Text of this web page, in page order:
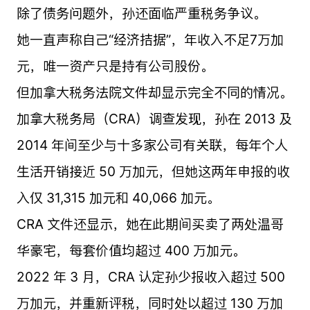
除了债务问题外，孙还面临严重税务争议。
她一直声称自己“经济拮据”，年收入不足7万加
元，唯一资产只是持有公司股份。
但加拿大税务法院文件却显示完全不同的情况。
加拿大税务局（CRA）调查发现，孙在 2013 及
2014 年间至少与十多家公司有关联，每年个人
生活开销接近 50 万加元，但她这两年申报的收
入仅 31,315 加元和 40,066 加元。
CRA 文件还显示，她在此期间买卖了两处温哥
华豪宅，每套价值均超过 400 万加元。
2022 年 3 月，CRA 认定孙少报收入超过 500
万加元，并重新评税，同时处以超过 130 万加